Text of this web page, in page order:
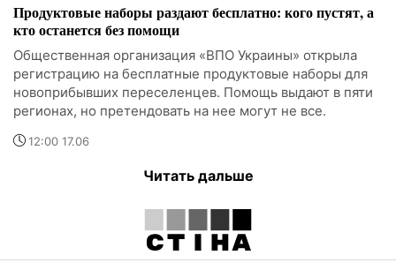
Продуктовые наборы раздают бесплатно: кого пустят, а
кто останется без помощи
Общественная организация «ВПО Украины» открыла
регистрацию на бесплатные продуктовые наборы для
новоприбывших переселенцев. Помощь выдают в пяти
регионах, но претендовать на нее могут не все.
12:00 17.06
Читать дальше